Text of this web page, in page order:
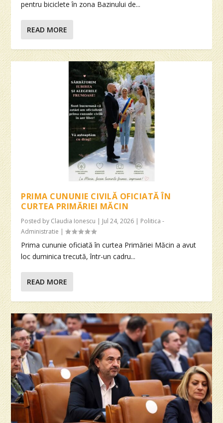
pentru biciclete în zona Bazinului de...
READ MORE
PRIMA CUNUNIE CIVILĂ OFICIATĂ ÎN
CURTEA PRIMĂRIEI MĂCIN
Posted by Claudia Ionescu | Jul 24, 2026 | Politica -
Administratie |
Prima cununie oficiată în curtea Primăriei Măcin a avut
loc duminica trecută, într-un cadru...
READ MORE